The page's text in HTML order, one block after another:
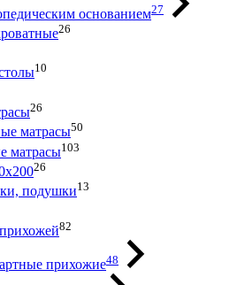
основанием27
26
10
26
матрасы50
матрасы103
26
подушки13
82
прихожие48